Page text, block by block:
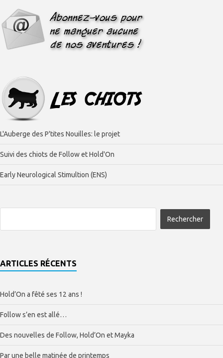
L'Auberge des P'tites Nouilles: le projet
Suivi des chiots de Follow et Hold'On
Early Neurological Stimultion (ENS)
ARTICLES RÉCENTS
Hold’On a fêté ses 12 ans !
Follow s’en est allé…
Des nouvelles de Follow, Hold’On et Mayka
Par une belle matinée de printemps